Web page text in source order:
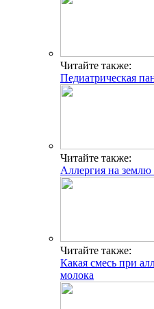
Читайте также:
Педиатрическая
Читайте также:
Аллергия на
Читайте также:
Какая смесь при
молока